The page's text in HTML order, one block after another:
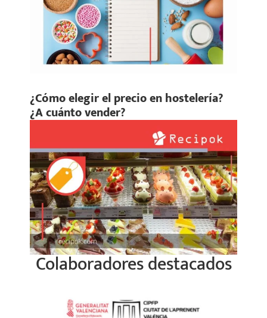
¿Cómo elegir el precio en hostelería?
¿A cuánto vender?
Colaboradores destacados